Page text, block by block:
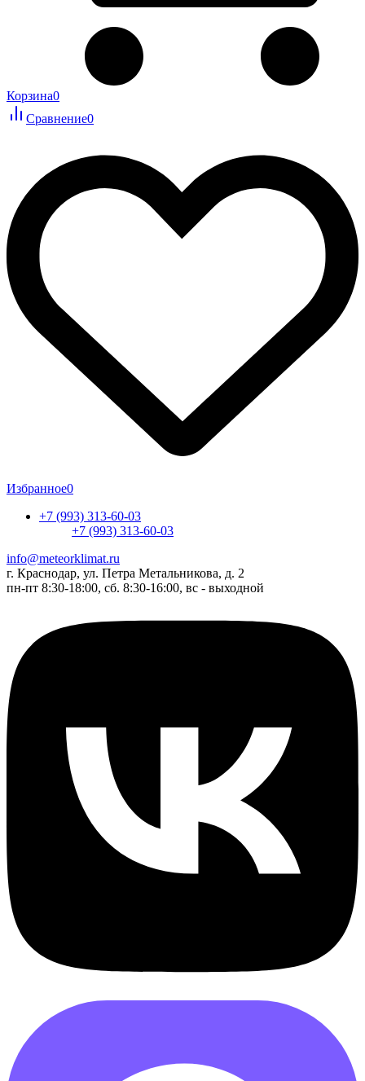
Корзина0
Сравнение0
Избранное0
+7 (993) 313-60-03
+7 (993) 313-60-03
info@meteorklimat.ru
г. Краснодар, ул. Петра Метальникова, д. 2
пн-пт 8:30-18:00, сб. 8:30-16:00, вс - выходной